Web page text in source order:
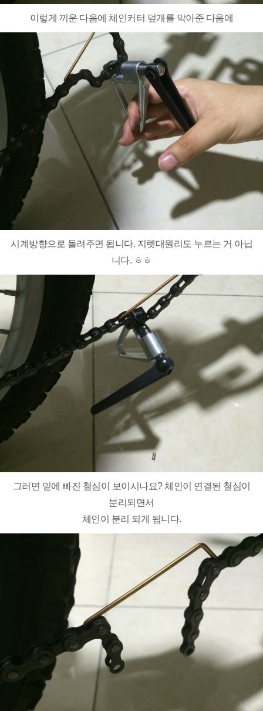
이렇게 끼운 다음에 체인커터 덮개를 막아준 다음에
시계방향으로 돌려주면 됩니다. 지렛대원리도 누르는 거 아닙
니다. ㅎㅎ
그러면 밑에 빠진 철심이 보이시나요? 체인이 연결된 철심이
분리되면서
체인이 분리 되게 됩니다.